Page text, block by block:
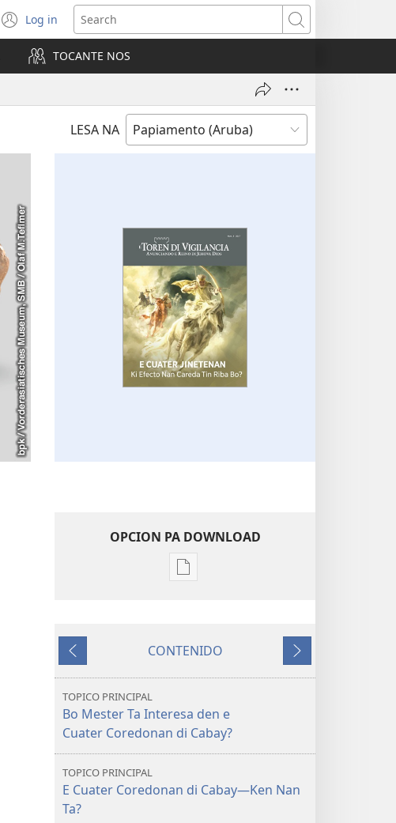
Log in
(opens
new
window)
Search
TOCANTE NOS
LESA NA
OPCION PA DOWNLOAD
Opcion
digital
DI
VIGILANCIA
E Cuater
—⁠Ki
Anterior
CONTENIDO
Siguiente
TOPICO PRINCIPAL
Bo Mester Ta Interesa den e
Cuater Coredonan di Cabay?
TOPICO PRINCIPAL
E Cuater Coredonan di Cabay​—⁠Ken Nan
Ta?